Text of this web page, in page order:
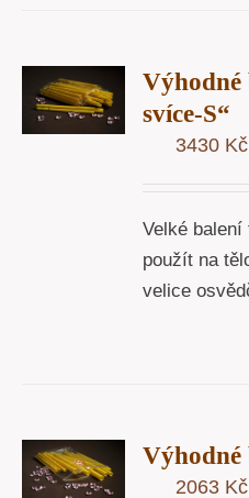
Výhodné
svíce-S“
3430 Kč
Velké
použít na
velice
Výhodné
2063 Kč